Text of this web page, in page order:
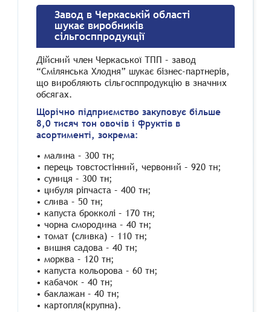
Завод в Черкаській області
шукає виробників
сільгосппродукції
Дійсний член Черкаської ТПП – завод
“Смілянська Хлодня” шукає бізнес-партнерів,
що виробляють сільгосппродукцію в значних
обсягах.
Щорічно підприємство закуповує більше
8,0 тисяч тон овочів і фруктів в
асортименті, зокрема:
• малина – 300 тн;
• перець товстостінний, червоний – 920 тн;
• суниця – 300 тн;
• цибуля ріпчаста – 400 тн;
• слива – 50 тн;
• капуста брокколі – 170 тн;
• чорна смородина – 40 тн;
• томат (сливка) – 110 тн;
• вишня садова – 40 тн;
• морква – 120 тн;
• капуста кольорова – 60 тн;
• кабачок – 40 тн;
• баклажан – 40 тн;
• картопля(крупна).